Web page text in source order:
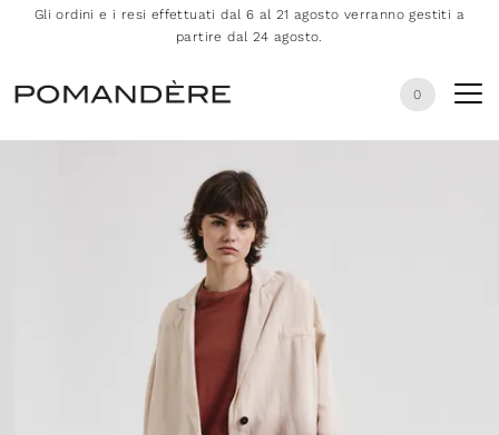
Gli ordini e i resi effettuati dal 6 al 21 agosto verranno gestiti a
partire dal 24 agosto.
0